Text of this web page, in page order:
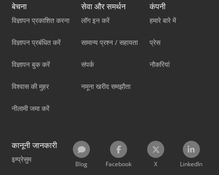
बेचना
विज्ञापन प्रकाशित करना
विज्ञापन प्रबंधित करें
विज्ञापन बुक करें
विश्वास की मुहर
नीलामी जमा करें
सेवा और समर्थन
लॉग इन करें
सामान्य प्रश्न / सहायता
संपर्क
नमूना खरीद समझौता
कंपनी
हमारे बारे में
प्रेस
नौकरियां
कानूनी जानकारी
इम्प्रेसुम
Blog Facebook X LinkedIn